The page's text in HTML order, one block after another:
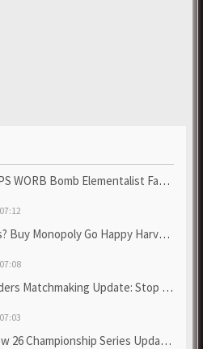
Bomb Elementalist Fast - Grab POE Curren...
Go Happy Harvest with Looney Tun...
Update: Stop Failed - Grab Bluep...
Series Update! Get Cheap & ...